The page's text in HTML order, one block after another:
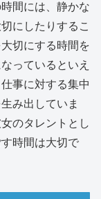
間には、静かな
にしたりするこ
切にする時間を
っているといえ
事に対する集中
み出していま
のタレントとし
時間は大切で